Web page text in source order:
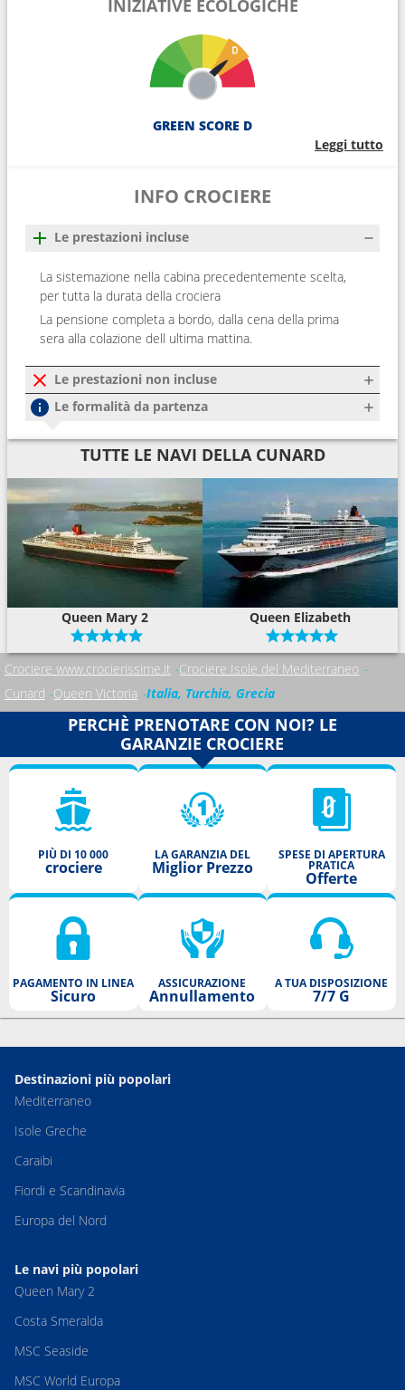
INIZIATIVE ECOLOGICHE
GREEN SCORE D
Leggi tutto
INFO CROCIERE
Le prestazioni incluse
La sistemazione nella cabina precedentemente scelta,
per tutta la durata della crociera
La pensione completa a bordo, dalla cena della prima
sera alla colazione dell ultima mattina.
Le prestazioni non incluse
Le formalità da partenza
TUTTE LE NAVI DELLA CUNARD
Queen Mary 2 Queen Elizabeth
Crociere www.crocierissime.it Crociere Isole del Mediterraneo
Cunard Queen Victoria Italia, Turchia, Grecia
PERCHÈ PRENOTARE CON NOI? LE
GARANZIE CROCIERE
PIÙ DI 10 000
crociere
LA GARANZIA DEL
Miglior Prezzo
SPESE DI APERTURA
PRATICA
Offerte
PAGAMENTO IN LINEA
Sicuro
ASSICURAZIONE
Annullamento
A TUA DISPOSIZIONE
7/7 G
Destinazioni più popolari
Mediterraneo
Isole Greche
Caraibi
Fiordi e Scandinavia
Europa del Nord
Le navi più popolari
Queen Mary 2
Costa Smeralda
MSC Seaside
MSC World Europa